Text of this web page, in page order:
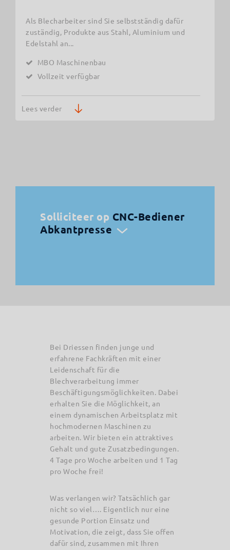
Als Blecharbeiter sind Sie selbstständig dafür
zuständig, Produkte aus Stahl, Aluminium und
Edelstahl an...
MBO Maschinenbau
Vollzeit verfügbar
Lees verder
Solliciteer op CNC-Bediener
Abkantpresse
Bei Driessen finden junge und
erfahrene Fachkräften mit einer
Leidenschaft für die
Blechverarbeitung immer
Beschäftigungsmöglichkeiten. Dabei
erhalten Sie die Möglichkeit, an
einem dynamischen Arbeitsplatz mit
hochmodernen Maschinen zu
arbeiten. Wir bieten ein attraktives
Gehalt und gute Zusatzbedingungen.
4 Tage pro Woche arbeiten und 1 Tag
pro Woche frei!
Was verlangen wir? Tatsächlich gar
nicht so viel…. Eigentlich nur eine
gesunde Portion Einsatz und
Motivation, die zeigt, dass Sie offen
dafür sind, zusammen mit Ihren